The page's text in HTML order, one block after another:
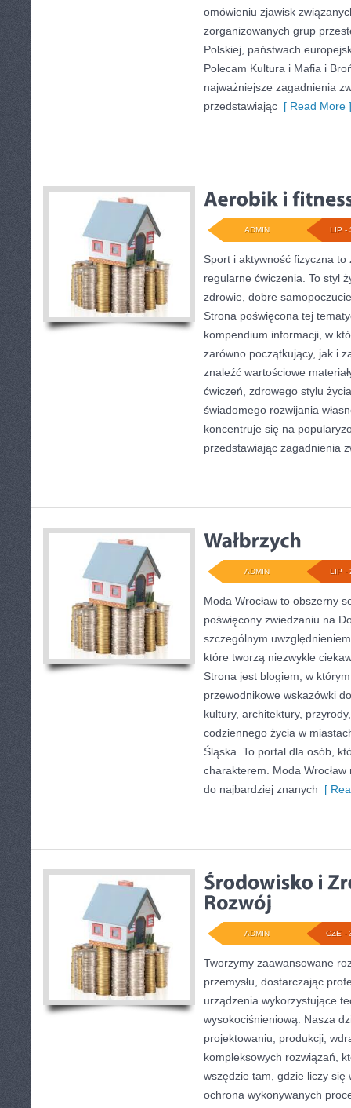
omówieniu zjawisk
zorganizowanych grup
Polskiej, państwach
Polecam Kultura i Mafia i
najważniejsze zagadnienia
przedstawiając [ Read More ]
LIP -
ADMIN
Sport i aktywność fizyczna
regularne ćwiczenia. To styl
zdrowie, dobre
Strona poświęcona tej
kompendium informacji, w
zarówno początkujący, jak i
znaleźć wartościowe
ćwiczeń, zdrowego stylu
świadomego rozwijania
koncentruje się na
przedstawiając zagadnienia
LIP -
ADMIN
Moda Wrocław to obszerny
poświęcony zwiedzaniu na
szczególnym
które tworzą niezwykle
Strona jest blogiem, w
przewodnikowe wskazówki
kultury, architektury,
codziennego życia w
Śląska. To portal dla osób,
charakterem. Moda Wrocław
do najbardziej znanych [
CZE -
ADMIN
Tworzymy zaawansowane
przemysłu, dostarczając
urządzenia wykorzystujące
wysokociśnieniową. Nasza
projektowaniu, produkcji,
kompleksowych rozwiązań,
wszędzie tam, gdzie liczy się
ochrona wykonywanych